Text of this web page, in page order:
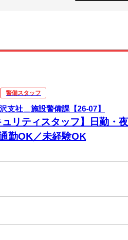
警備スタッフ
支社＿施設警備課【26-07】
リティスタッフ】日勤・夜
勤OK／未経験OK